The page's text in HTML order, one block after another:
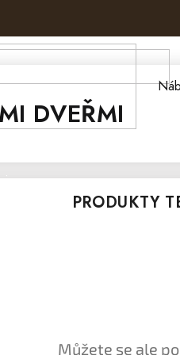
DVEŘMI
PRODUKTY
Můžete se ale